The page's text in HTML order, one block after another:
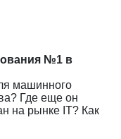
№1 в
машинного
Где еще он
на рынке IT? Как